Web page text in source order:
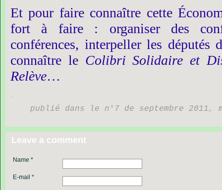
Et pour faire connaître cette
fort
à faire : organiser des
conférences, interpeller les députés
connaître le Colibri Solidaire et
Relève…
.
publié dans le n°7 de septembre
Leave a comment
Name *
E-mail *